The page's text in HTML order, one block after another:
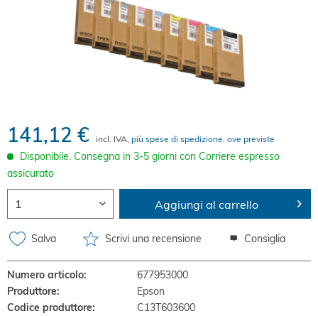
141,12 € incl. IVA, più spese di spedizione, ove previste
Disponibile. Consegna in 3-5 giorni con Corriere espresso
assicurato
Aggiungi al carrello
Salva Scrivi una recensione Consiglia
Numero articolo:
677953000
Produttore:
Epson
Codice produttore:
C13T603600